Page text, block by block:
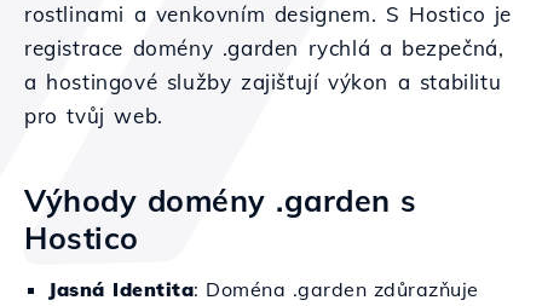
rostlinami a venkovním designem. S Hostico je
registrace domény .garden rychlá a bezpečná,
a hostingové služby zajišťují výkon a stabilitu
pro tvůj web.
Výhody domény .garden s
Hostico
Jasná Identita: Doména .garden zdůrazňuje